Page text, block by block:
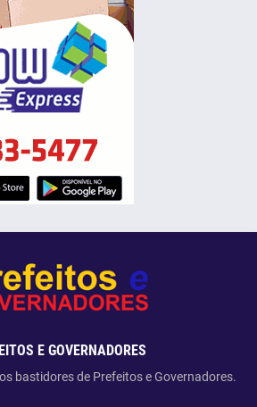
E GOVERNADORES
bastidores de Prefeitos e Governadores.